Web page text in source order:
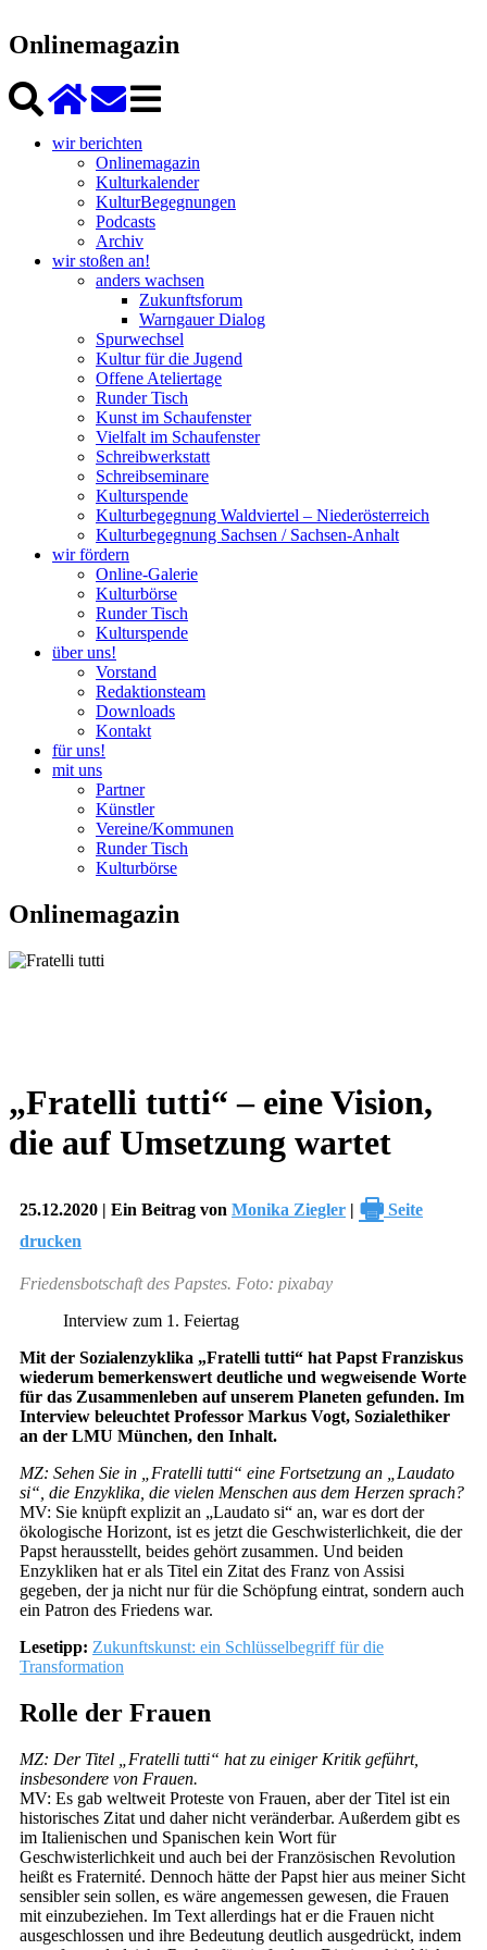
Onlinemagazin
wir berichten
Onlinemagazin
Kulturkalender
KulturBegegnungen
Podcasts
Archiv
wir stoßen an!
anders wachsen
Zukunftsforum
Warngauer Dialog
Spurwechsel
Kultur für die Jugend
Offene Ateliertage
Runder Tisch
Kunst im Schaufenster
Vielfalt im Schaufenster
Schreibwerkstatt
Schreibseminare
Kulturspende
Kulturbegegnung Waldviertel – Niederösterreich
Kulturbegegnung Sachsen / Sachsen-Anhalt
wir fördern
Online-Galerie
Kulturbörse
Runder Tisch
Kulturspende
über uns!
Vorstand
Redaktionsteam
Downloads
Kontakt
für uns!
mit uns
Partner
Künstler
Vereine/Kommunen
Runder Tisch
Kulturbörse
Onlinemagazin
„Fratelli tutti“ – eine Vision,
die auf Umsetzung wartet
25.12.2020 | Ein Beitrag von Monika Ziegler | 🖶 Seite
drucken
Friedensbotschaft des Papstes. Foto: pixabay
Interview zum 1. Feiertag
Mit der Sozialenzyklika „Fratelli tutti“ hat Papst Franziskus
wiederum bemerkenswert deutliche und wegweisende Worte
für das Zusammenleben auf unserem Planeten gefunden. Im
Interview beleuchtet Professor Markus Vogt, Sozialethiker
an der LMU München, den Inhalt.
MZ: Sehen Sie in „Fratelli tutti“ eine Fortsetzung an „Laudato
si“, die Enzyklika, die vielen Menschen aus dem Herzen sprach?
MV: Sie knüpft explizit an „Laudato si“ an, war es dort der
ökologische Horizont, ist es jetzt die Geschwisterlichkeit, die der
Papst herausstellt, beides gehört zusammen. Und beiden
Enzykliken hat er als Titel ein Zitat des Franz von Assisi
gegeben, der ja nicht nur für die Schöpfung eintrat, sondern auch
ein Patron des Friedens war.
Lesetipp: Zukunftskunst: ein Schlüsselbegriff für die
Transformation
Rolle der Frauen
MZ: Der Titel „Fratelli tutti“ hat zu einiger Kritik geführt,
insbesondere von Frauen.
MV: Es gab weltweit Proteste von Frauen, aber der Titel ist ein
historisches Zitat und daher nicht veränderbar. Außerdem gibt es
im Italienischen und Spanischen kein Wort für
Geschwisterlichkeit und auch bei der Französischen Revolution
heißt es Fraternité. Dennoch hätte der Papst hier aus meiner Sicht
sensibler sein sollen, es wäre angemessen gewesen, die Frauen
mit einzubeziehen. Im Text allerdings hat er die Frauen nicht
ausgeschlossen und ihre Bedeutung deutlich ausgedrückt, indem